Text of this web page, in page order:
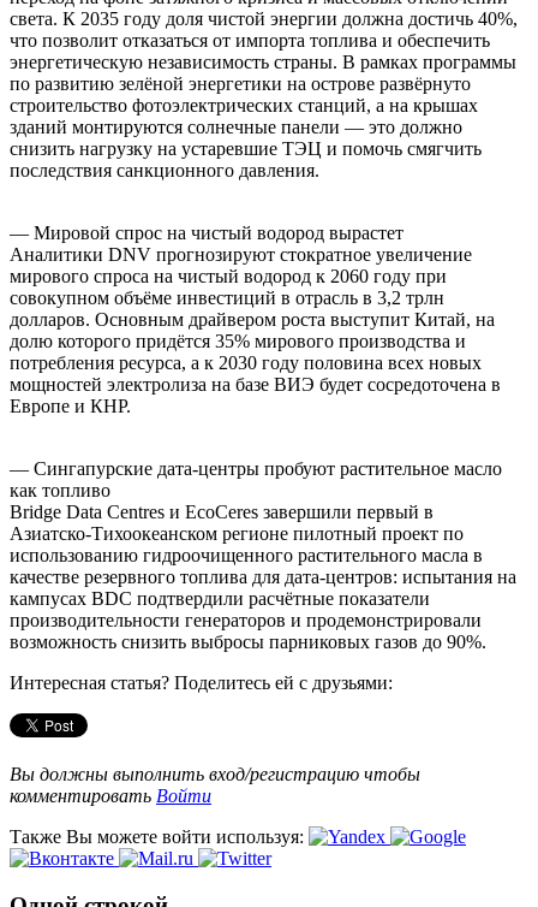
света. К 2035 году доля чистой энергии должна достичь 40%,
что позволит отказаться от импорта топлива и обеспечить
энергетическую независимость страны. В рамках программы
по развитию зелёной энергетики на острове развёрнуто
строительство фотоэлектрических станций, а на крышах
зданий монтируются солнечные панели — это должно
снизить нагрузку на устаревшие ТЭЦ и помочь смягчить
последствия санкционного давления.
— Мировой спрос на чистый водород вырастет
Аналитики DNV прогнозируют стократное увеличение
мирового спроса на чистый водород к 2060 году при
совокупном объёме инвестиций в отрасль в 3,2 трлн
долларов. Основным драйвером роста выступит Китай, на
долю которого придётся 35% мирового производства и
потребления ресурса, а к 2030 году половина всех новых
мощностей электролиза на базе ВИЭ будет сосредоточена в
Европе и КНР.
— Сингапурские дата‑центры пробуют растительное масло
как топливо
Bridge Data Centres и EcoCeres завершили первый в
Азиатско‑Тихоокеанском регионе пилотный проект по
использованию гидроочищенного растительного масла в
качестве резервного топлива для дата‑центров: испытания на
кампусах BDC подтвердили расчётные показатели
производительности генераторов и продемонстрировали
возможность снизить выбросы парниковых газов до 90%.
Интересная статья? Поделитесь ей с друзьями:
Вы должны выполнить вход/регистрацию чтобы
комментировать Войти
Также Вы можете войти используя: